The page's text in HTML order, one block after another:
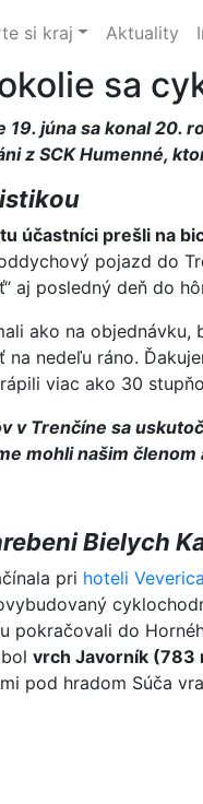
si kraj Aktuality
sa
19. júna sa konal
z SCK Humenné,
účastníci prešli na
pojazd do
aj posledný deň do
ako na
na nedeľu ráno.
viac ako 30
v Trenčíne sa
mohli našim
Bielych
pri hoteli Veverica
pokračovali do
vrch Javorník (783
pod hradom Súča